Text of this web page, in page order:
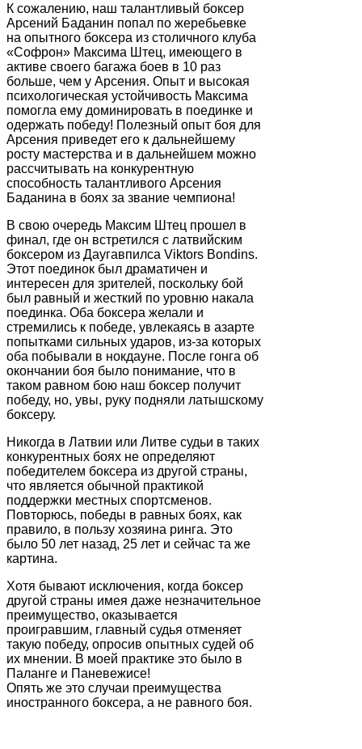
К сожалению, наш талантливый боксер
Арсений Баданин попал по жеребьевке
на опытного боксера из столичного клуба
«Софрон» Максима Штец, имеющего в
активе своего багажа боев в 10 раз
больше, чем у Арсения. Опыт и высокая
психологическая устойчивость Максима
помогла ему доминировать в поединке и
одержать победу! Полезный опыт боя для
Арсения приведет его к дальнейшему
росту мастерства и в дальнейшем можно
рассчитывать на конкурентную
способность талантливого Арсения
Баданина в боях за звание чемпиона!
В свою очередь Максим Штец прошел в
финал, где он встретился с латвийским
боксером из Даугавпилса Viktors Bondins.
Этот поединок был драматичен и
интересен для зрителей, поскольку бой
был равный и жесткий по уровню накала
поединка. Оба боксера желали и
стремились к победе, увлекаясь в азарте
попытками сильных ударов, из-за которых
оба побывали в нокдауне. После гонга об
окончании боя было понимание, что в
таком равном бою наш боксер получит
победу, но, увы, руку подняли латышскому
боксеру.
Никогда в Латвии или Литве судьи в таких
конкурентных боях не определяют
победителем боксера из другой страны,
что является обычной практикой
поддержки местных спортсменов.
Повторюсь, победы в равных боях, как
правило, в пользу хозяина ринга. Это
было 50 лет назад, 25 лет и сейчас та же
картина.
Хотя бывают исключения, когда боксер
другой страны имея даже незначительное
преимущество, оказывается
проигравшим, главный судья отменяет
такую победу, опросив опытных судей об
их мнении. В моей практике это было в
Паланге и Паневежисе!
Опять же это случаи преимущества
иностранного боксера, а не равного боя.